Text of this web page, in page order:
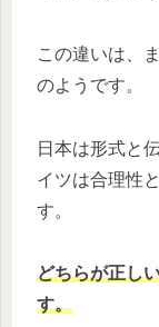
この違いは、
のようです。
日本は形式と
イツは合理性
す。
どちらが正し
す。